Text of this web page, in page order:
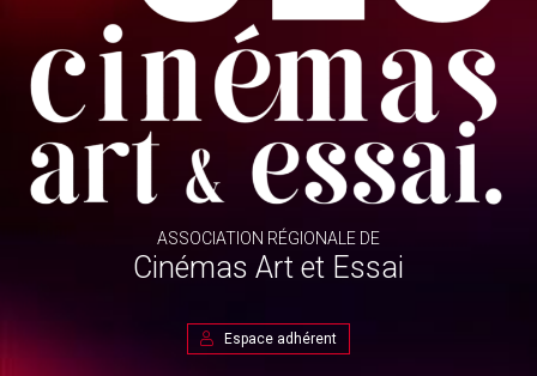
ASSOCIATION RÉGIONALE DE
Cinémas Art et Essai
Espace adhérent